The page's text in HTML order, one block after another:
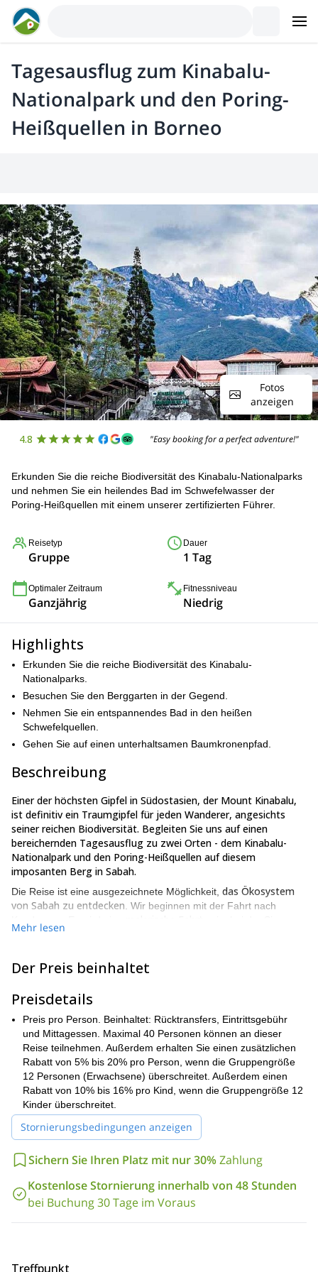
Tagesausflug zum Kinabalu-
Nationalpark und den Poring-
Heißquellen in Borneo
Fotos
anzeigen
4.8 "Easy booking for a perfect adventure!"
Erkunden Sie die reiche Biodiversität des Kinabalu-Nationalparks
und nehmen Sie ein heilendes Bad im Schwefelwasser der
Poring-Heißquellen mit einem unserer zertifizierten Führer.
Reisetyp
Gruppe
Dauer
1 Tag
Optimaler Zeitraum
Ganzjährig
Fitnessniveau
Niedrig
Highlights
Erkunden Sie die reiche Biodiversität des Kinabalu-
Nationalparks.
Besuchen Sie den Berggarten in der Gegend.
Nehmen Sie ein entspannendes Bad in den heißen
Schwefelquellen.
Gehen Sie auf einen unterhaltsamen Baumkronenpfad.
Beschreibung
Einer der höchsten Gipfel in Südostasien, der Mount Kinabalu,
ist definitiv ein Traumgipfel für jeden Wanderer, angesichts
seiner reichen Biodiversität. Begleiten Sie uns auf einen
bereichernden Tagesausflug zu zwei Orten - dem Kinabalu-
Nationalpark und den Poring-Heißquellen auf diesem
imposanten Berg in Sabah.
Die Reise ist eine ausgezeichnete Möglichkeit, das Ökosystem
von Sabah zu entdecken . Wir beginnen mit der Fahrt nach
panoramische Ausblicke auf die hoch aufragenden Hügel und
wir
die Stadt Nabalu durchqueren
lokales Kunsthandwerk und einige köstliche Gerichte zu
erkunden.
majestätischen Gipfel des Kinabaluhaben,ein wirklich
spektakulärer Anblick!Jetzt ist es an der Zeit, den Kinabalu-
Nationalpark zu erkunden.
Der Park liegt1.585 müber dem Meeresspiegel und ist ein
Paradies für Naturliebhaber aufgrund der großen Vielfalt an
Pflanzen- und Tierleben
entdecken können, sondern möglicherweise auch einige
Pflanzenarten himalayanischen und australischen Ursprungs
Weltkulturerbe
Weiter geht es zu denPoring-Heißquellen, um ein
entspannendes Bad im heißen Schwefelwasser
zu nehmen.
Diese Quellen, die 39 km vom Park entfernt liegen, wurden
während des Zweiten Weltkriegs von den Japanern geschaffen.
Und natürlich ist dasWasser dafür bekannt, heilende
Botanischen Gartens
Mehr lesen
Der Preis beinhaltet
Preisdetails
Preis pro Person. Beinhaltet: Rücktransfers, Eintrittsgebühr
und Mittagessen. Maximal 40 Personen können an dieser
Reise teilnehmen. Außerdem erhalten Sie einen zusätzlichen
Rabatt von 5% bis 20% pro Person, wenn die Gruppengröße
12 Personen (Erwachsene) überschreitet. Außerdem einen
Rabatt von 10% bis 16% pro Kind, wenn die Gruppengröße 12
Kinder überschreitet.
Stornierungsbedingungen anzeigen
Sichern Sie Ihren Platz mit nur 30%Zahlung
Kostenlose Stornierung innerhalb von 48 Stunden
bei Buchung 30 Tage im Voraus
Treffpunkt